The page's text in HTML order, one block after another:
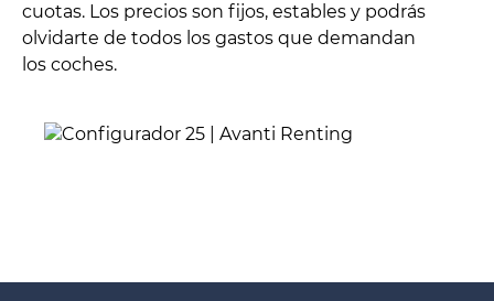
cuotas. Los precios son fijos, estables y podrás
olvidarte de todos los gastos que demandan
los coches.